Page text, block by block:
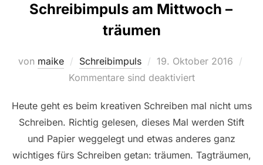
Schreibimpuls am Mittwoch –
träumen
von maike Schreibimpuls
Veröffentlicht
am
19. Oktober 2016
Kommentare sind deaktiviert
Heute geht es beim kreativen Schreiben mal nicht ums
Schreiben. Richtig gelesen, dieses Mal werden Stift
und Papier weggelegt und etwas anderes ganz
wichtiges fürs Schreiben getan: träumen. Tagträumen,